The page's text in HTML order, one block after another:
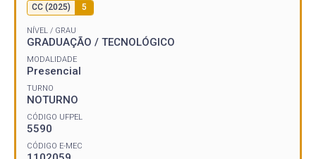
CC (2025) 5
NÍVEL / GRAU
GRADUAÇÃO / TECNOLÓGICO
MODALIDADE
Presencial
TURNO
NOTURNO
CÓDIGO UFPEL
5590
CÓDIGO E-MEC